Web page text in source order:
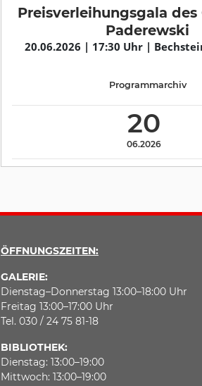
Preisverleihungsgala des
Paderewski
20.06.2026 | 17:30 Uhr |
20
06.2026
Programmarchiv
ÖFFNUNGSZEITEN:
GALERIE:
Dienstag–Donnerstag 13:00–18:00 Uhr
Freitag 13:00–17:00 Uhr
Tel. 030 / 24 75 81-18
BIBLIOTHEK:
Dienstag: 13:00–19:00
Mittwoch: 13:00–19:00